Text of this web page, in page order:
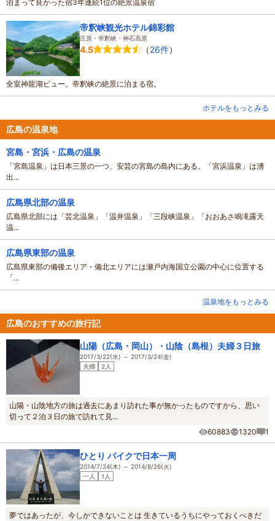
泊まって良かった宿3年連続1位の絶景温泉宿
帝釈峡観光ホテル錦彩館
庄原・帝釈峡・神石高原
4.5 （26件）
全室神龍湖ビュー。帝釈峡の絶景に泊まる宿。
ホテルをもっとみる
広島の温泉地
宮島・宮浜・広島の温泉
「宮島温泉」は日本三景の一つ、安芸の宮島の島内にある。「宮浜温泉」は湧
出...
広島県北部の温泉
広島県北部には「芸北温泉」「温井温泉」「三段峡温泉」「おおあさ鳴滝露天
温...
広島県東部の温泉
広島県東部の備後エリア・備北エリアには瀬戸内海国立公園の中心に位置する
「...
温泉地をもっとみる
広島のおすすめの旅行記
山陽（広島・岡山）・山陰（島根）夫婦３日旅
2017/3/22(水) ～ 2017/3/24(金)
夫婦
2人
山陽・山陰地方の旅は過去にあまり訪れた事が無かったものですから、思い
切って２泊３日の旅で訪れて見...
60883
1320 1
ひとり バイクで日本一周
2014/7/24(木) ～ 2014/8/26(火)
一人
1人
夢ではあったが、今しかできないことは 生きているうちにやっておくべきだ